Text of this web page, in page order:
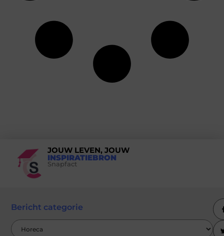
JOUW LEVEN, JOUW
INSPIRATIEBRON
Snapfact
Bericht categorie